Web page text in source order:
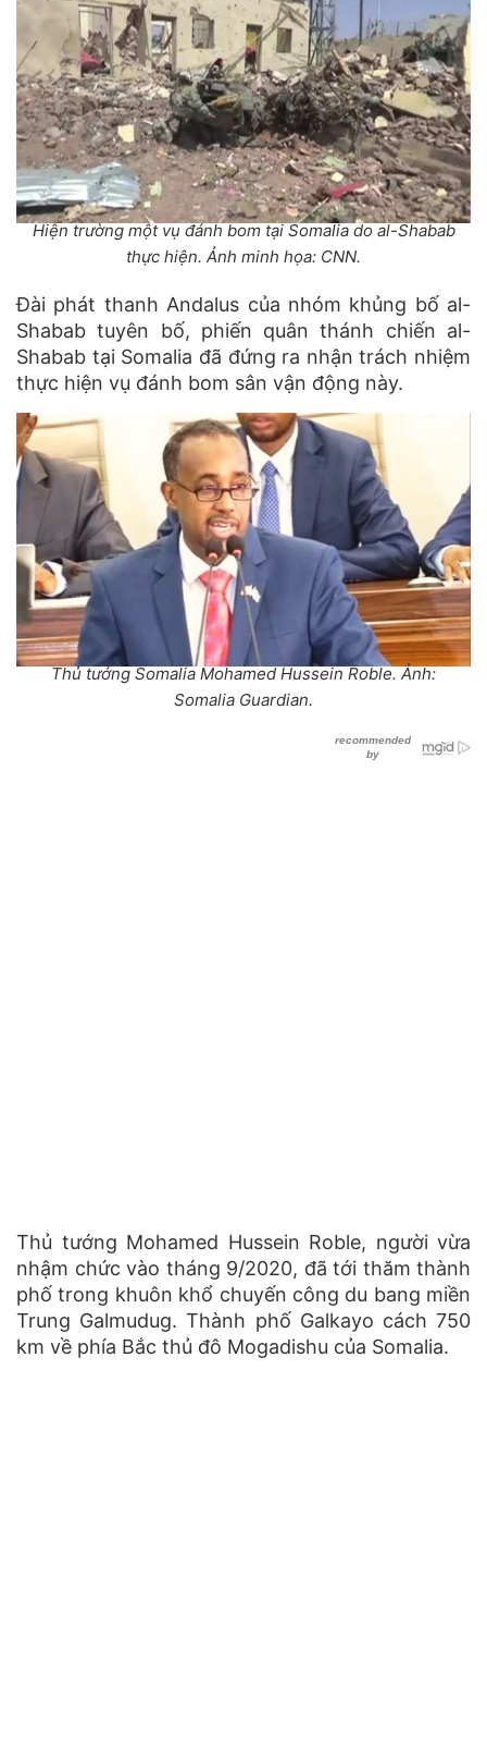
Hiện trường một vụ đánh bom tại Somalia do al-Shabab
thực hiện. Ảnh minh họa: CNN.
Đài phát thanh Andalus của nhóm khủng bố al-
Shabab tuyên bố, phiến quân thánh chiến al-
Shabab tại Somalia đã đứng ra nhận trách nhiệm
thực hiện vụ đánh bom sân vận động này.
Thủ tướng Somalia Mohamed Hussein Roble. Ảnh:
Somalia Guardian.
Thủ tướng Mohamed Hussein Roble, người vừa
nhậm chức vào tháng 9/2020, đã tới thăm thành
phố trong khuôn khổ chuyến công du bang miền
Trung Galmudug. Thành phố Galkayo cách 750
km về phía Bắc thủ đô Mogadishu của Somalia.